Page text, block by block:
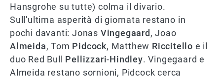
Hansgrohe su tutte) colma il divario.
Sull'ultima asperità di giornata restano in
pochi davanti: Jonas Vingegaard , Joao
Almeida, Tom Pidcock, Matthew Riccitello e il
duo Red Bull Pellizzari-Hindley. Vingegaard e
Almeida restano sornioni, Pidcock cerca